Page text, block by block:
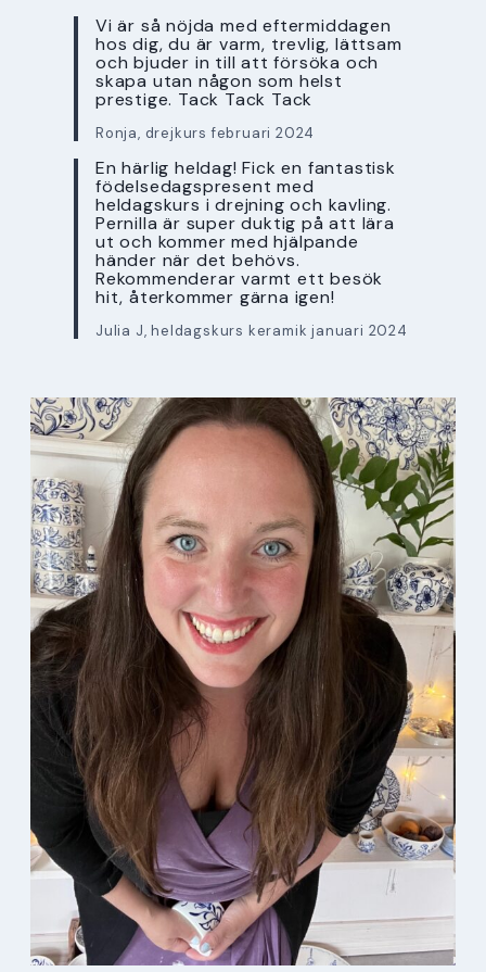
Vi är så nöjda med eftermiddagen
hos dig, du är varm, trevlig, lättsam
och bjuder in till att försöka och
skapa utan någon som helst
prestige. Tack Tack Tack
Ronja, drejkurs februari 2024
En härlig heldag! Fick en fantastisk
födelsedagspresent med
heldagskurs i drejning och kavling.
Pernilla är super duktig på att lära
ut och kommer med hjälpande
händer när det behövs.
Rekommenderar varmt ett besök
hit, återkommer gärna igen!
Julia J, heldagskurs keramik januari 2024